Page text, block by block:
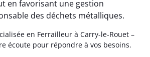
en favorisant une gestion
des déchets métalliques.
en Ferrailleur à Carry-le-Rouet –
écoute pour répondre à vos besoins.